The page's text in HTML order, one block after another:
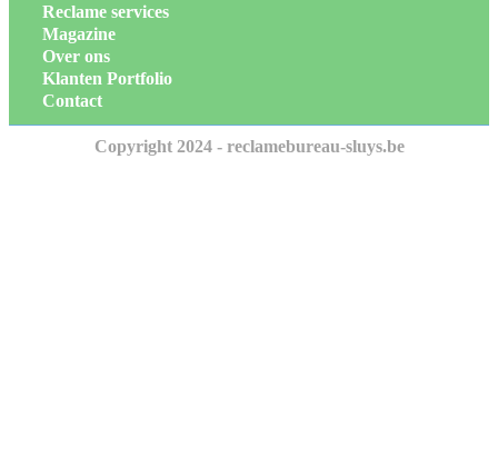
Reclame services
Magazine
Over ons
Klanten Portfolio
Contact
Copyright 2024 - reclamebureau-sluys.be